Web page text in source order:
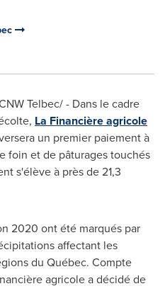
Telbec/ - Dans le cadre
La Financière agricole
un premier paiement à
foin et de pâturages touchés
s'élève à près de 21,3
2020 ont été marqués par
affectant les
du Québec. Compte
agricole a décidé de